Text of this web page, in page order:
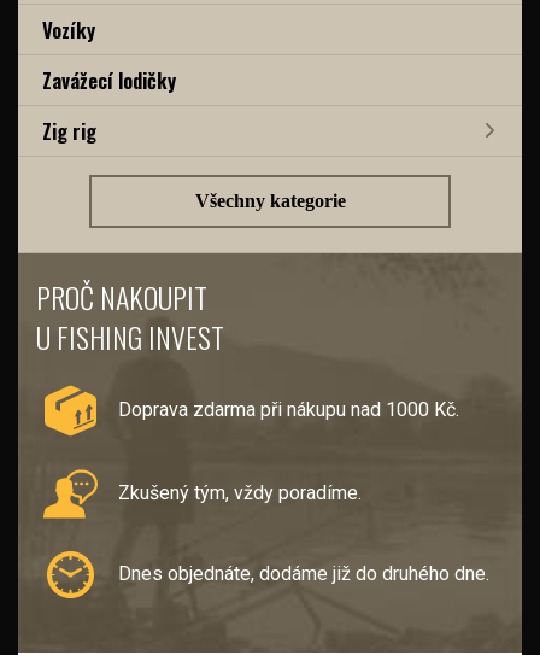
Vozíky
Zavážecí lodičky
Zig rig
Všechny kategorie
PROČ NAKOUPIT
U FISHING INVEST
Doprava zdarma při nákupu nad 1000 Kč.
Zkušený tým, vždy poradíme.
Dnes objednáte, dodáme již do druhého dne.